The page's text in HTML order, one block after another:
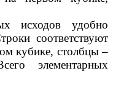
исходов удобно
соответствуют
кубике, столбцы –
элементарных